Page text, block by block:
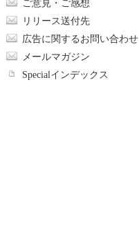
ご意見・ご感想
リリース送付先
広告に関するお問い合わせ
メールマガジン
Specialインデックス